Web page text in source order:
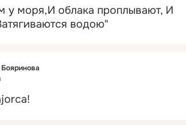
у моря,И облака проплывают, И
водою"